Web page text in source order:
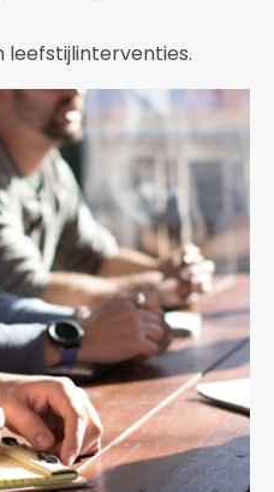
leefstijlinterventies.